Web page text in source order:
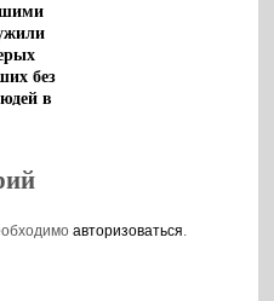
без
в
авторизоваться